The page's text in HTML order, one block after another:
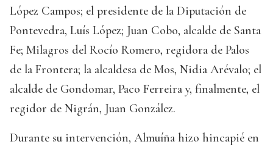
López Campos; el presidente de la Diputación de
Pontevedra, Luís López; Juan Cobo, alcalde de Santa
Fe; Milagros del Rocío Romero, regidora de Palos
de la Frontera; la alcaldesa de Mos, Nidia Arévalo; el
alcalde de Gondomar, Paco Ferreira y, finalmente, el
regidor de Nigrán, Juan González.
Durante su intervención, Almuíña hizo hincapié en